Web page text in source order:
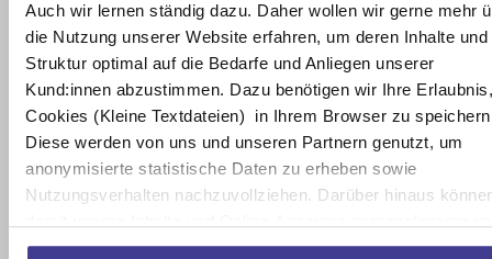
Auch wir lernen ständig dazu. Daher wollen wir gerne mehr
die Nutzung unserer Website erfahren, um deren Inhalte und
Struktur optimal auf die Bedarfe und Anliegen unserer
Kund:innen abzustimmen. Dazu benötigen wir Ihre Erlaubnis,
Cookies (Kleine Textdateien) in Ihrem Browser zu
Diese werden von uns und unseren Partnern genutzt, um
anonymisierte statistische Daten zu erheben sowie
Nutzungsverhalten nachzuvollziehen. Darüber hinaus
weitere soziale, digitale Interaktionen anstoßen. Mehr dazu
in allen anderen Formen von Datenbanken, auf deren
Inhalt externe Schreibzugriffe möglich sind. Für illegale,
fehlerhafte oder unvollständige Inhalte und insbesondere
für Schäden, die aus der Nutzung oder Nichtnutzung
solcherart dargebotener Informationen entstehen, haftet
allein der Anbieter der Seite, auf welche verwiesen wurde,
nicht derjenige, der über Links auf die jeweilige
Veröffentlichung lediglich verweist.
Der Autor ist bestrebt, in allen Publikationen die